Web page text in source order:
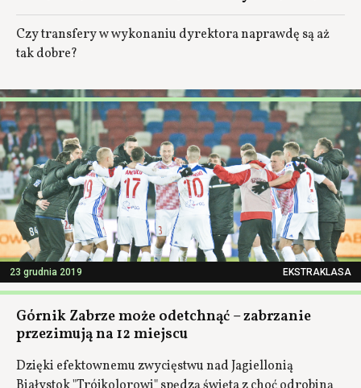
Czy transfery w wykonaniu dyrektora naprawdę są aż
tak dobre?
23 grudnia 2019 EKSTRAKLASA
Górnik Zabrze może odetchnąć – zabrzanie
przezimują na 12 miejscu
Dzięki efektownemu zwycięstwu nad Jagiellonią